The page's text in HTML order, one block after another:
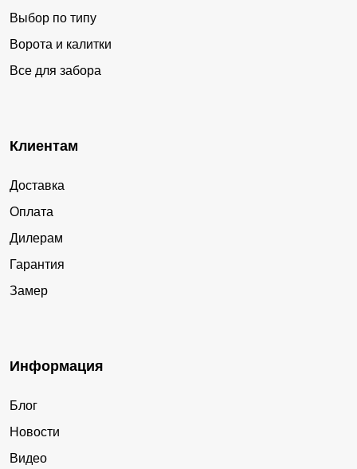
Выбор по типу
Ворота и калитки
Все для забора
Клиентам
Доставка
Оплата
Дилерам
Гарантия
Замер
Информация
Блог
Новости
Видео